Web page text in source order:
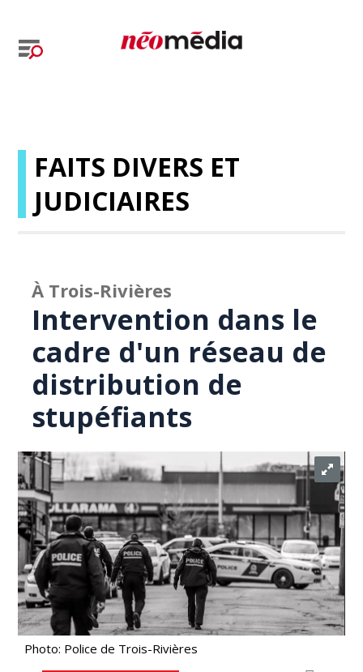
FAITS DIVERS ET
JUDICIAIRES
À Trois-Rivières
Intervention dans le
cadre d'un réseau de
distribution de
stupéfiants
Photo: Police de Trois-Rivières